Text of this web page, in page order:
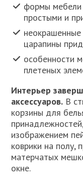
формы
простыми и
неокрашенные
царапины
особенности
плетеных
Интерьер
аксессуаров. В
корзины для
изображением
коврики на полу,
матерчатых
окне.